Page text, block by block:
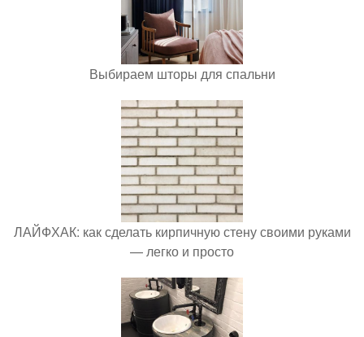
Выбираем шторы для спальни
ЛАЙФХАК: как сделать кирпичную стену своими руками
— легко и просто